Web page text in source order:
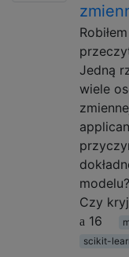
Jedną
wiele
Czy
16
scikit-